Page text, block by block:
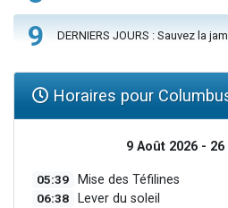
9 DERNIERS JOURS : Sauvez la
Horaires pour
9 Août 2026 - 26
05:39 Mise des Téfilines
06:38 Lever du soleil